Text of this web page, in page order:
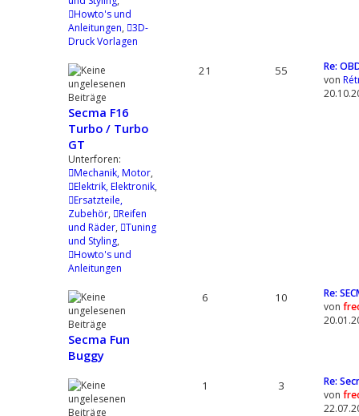
Howto's und
Anleitungen, 3D-
Druck Vorlagen
Secma F16
Turbo / Turbo
GT
Unterforen:
Mechanik, Motor,
Elektrik, Elektronik,
Ersatzteile,
Zubehör, Reifen
und Räder, Tuning
und Styling,
Howto's und
Anleitungen
21 55
Re:
von
Secma Fun
Buggy
6 10
Re:
von
1 3
Re:
von